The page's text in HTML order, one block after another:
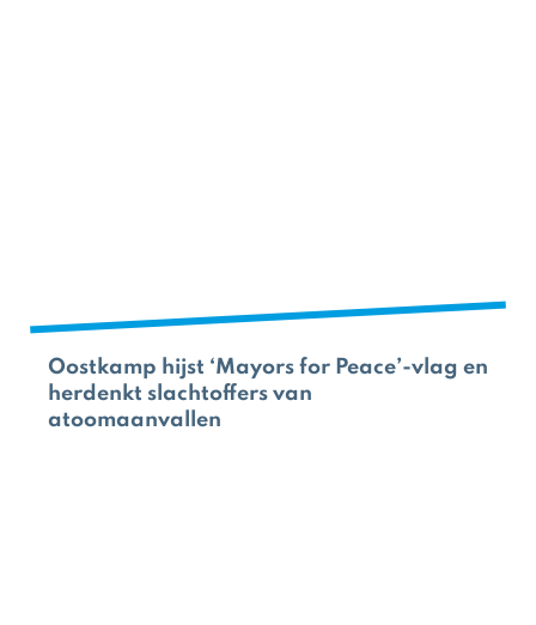
Oostkamp hijst ‘Mayors for Peace’-vlag en
herdenkt slachtoffers van
atoomaanvallen